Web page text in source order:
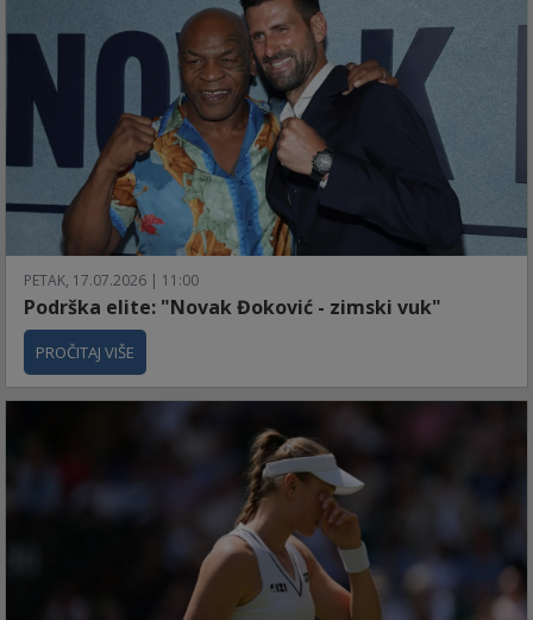
PETAK, 17.07.2026 | 11:00
Podrška elite: "Novak Đoković - zimski vuk"
PROČITAJ VIŠE